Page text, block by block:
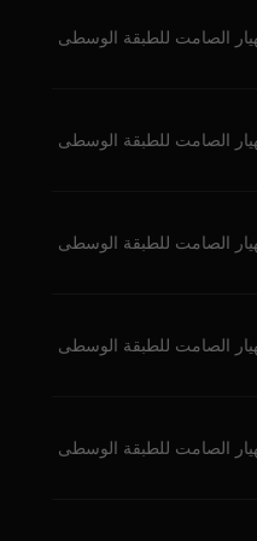
الصامت للطبقة الوسطى
الصامت للطبقة الوسطى
الصامت للطبقة الوسطى
الصامت للطبقة الوسطى
الصامت للطبقة الوسطى